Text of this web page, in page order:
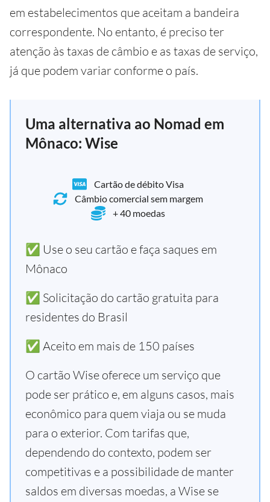
em estabelecimentos que aceitam a bandeira
correspondente. No entanto, é preciso ter
atenção às taxas de câmbio e as taxas de serviço,
já que podem variar conforme o país.
Uma alternativa ao Nomad em
Mônaco: Wise
Cartão de débito Visa
Câmbio comercial sem margem
+ 40 moedas
✅ Use o seu cartão e faça saques em
Mônaco
✅ Solicitação do cartão gratuita para
residentes do Brasil
✅ Aceito em mais de 150 países
O cartão Wise oferece um serviço que
pode ser prático e, em alguns casos, mais
econômico para quem viaja ou se muda
para o exterior. Com tarifas que,
dependendo do contexto, podem ser
competitivas e a possibilidade de manter
saldos em diversas moedas, a Wise se